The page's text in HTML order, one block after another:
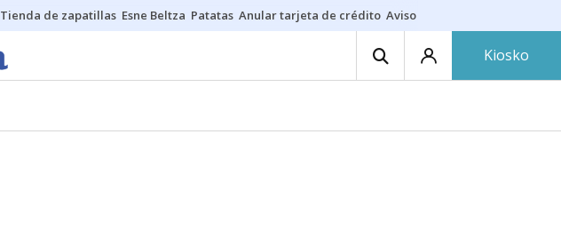
Tienda de zapatillas Esne Beltza Patatas Anular tarjeta de crédito Aviso amarillo
Kiosko